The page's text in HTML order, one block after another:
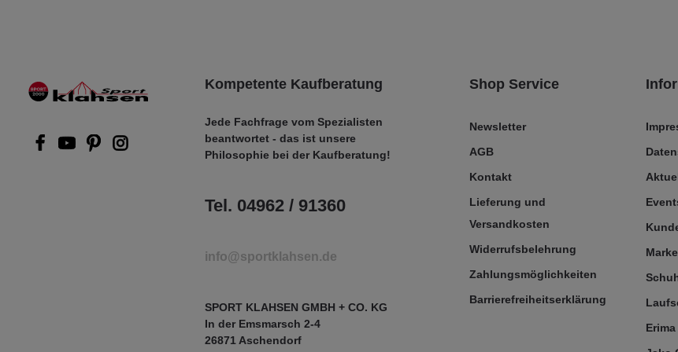
Kompetente Kaufberatung
Jede Fachfrage vom Spezialisten
beantwortet - das ist unsere
Philosophie bei der Kaufberatung!
Tel. 04962 / 91360
info@sportklahsen.de
SPORT KLAHSEN GMBH + CO. KG
In der Emsmarsch 2-4
26871 Aschendorf
Shop Service
Newsletter
AGB
Kontakt
Lieferung und
Versandkosten
Widerrufsbelehrung
Zahlungsmöglichkeiten
Barrierefreiheitserklärung